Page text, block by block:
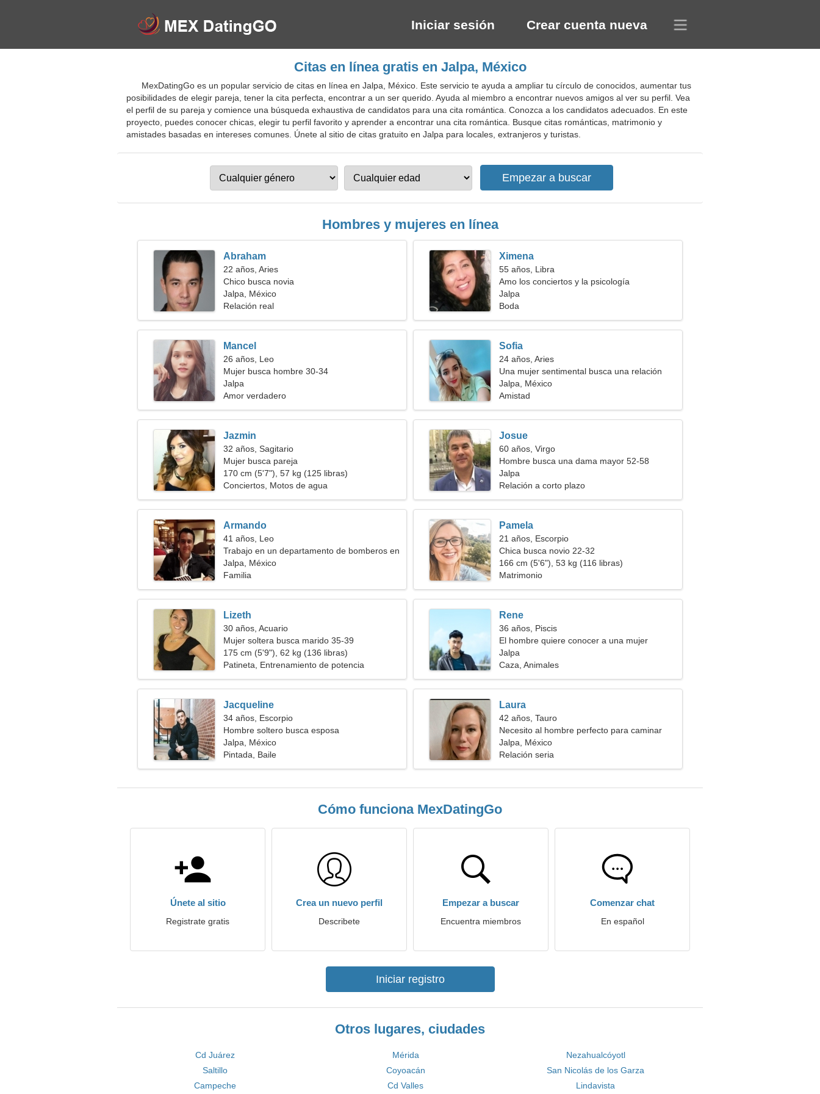
Iniciar sesión Crear cuenta nueva
Citas en línea gratis en Jalpa, México
MexDatingGo es un popular servicio de citas en línea en Jalpa, México. Este servicio te ayuda a ampliar tu círculo de conocidos, aumentar tus
posibilidades de elegir pareja, tener la cita perfecta, encontrar a un ser querido. Ayuda al miembro a encontrar nuevos amigos al ver su perfil. Vea
el perfil de su pareja y comience una búsqueda exhaustiva de candidatos para una cita romántica. Conozca a los candidatos adecuados. En este
proyecto, puedes conocer chicas, elegir tu perfil favorito y aprender a encontrar una cita romántica. Busque citas románticas, matrimonio y
amistades basadas en intereses comunes. Únete al sitio de citas gratuito en Jalpa para locales, extranjeros y turistas.
Hombres y mujeres en línea
Abraham
22 años, Aries
Chico busca novia
Jalpa, México
Relación real
Ximena
55 años, Libra
Amo los conciertos y la psicología
Jalpa
Boda
Mancel
26 años, Leo
Mujer busca hombre 30-34
Jalpa
Amor verdadero
Sofia
24 años, Aries
Una mujer sentimental busca una relación
amorosa
Jalpa, México
Amistad
Jazmin
32 años, Sagitario
Mujer busca pareja
170 cm (5'7"), 57 kg (125 libras)
Conciertos, Motos de agua
Josue
60 años, Virgo
Hombre busca una dama mayor 52-58
Jalpa
Relación a corto plazo
Armando
41 años, Leo
Trabajo en un departamento de bomberos en
busca de una mujer empática
Jalpa, México
Familia
Pamela
21 años, Escorpio
Chica busca novio 22-32
166 cm (5'6"), 53 kg (116 libras)
Matrimonio
Lizeth
30 años, Acuario
Mujer soltera busca marido 35-39
175 cm (5'9"), 62 kg (136 libras)
Patineta, Entrenamiento de potencia
Rene
36 años, Piscis
El hombre quiere conocer a una mujer
Jalpa
Caza, Animales
Jacqueline
34 años, Escorpio
Hombre soltero busca esposa
Jalpa, México
Pintada, Baile
Laura
42 años, Tauro
Necesito al hombre perfecto para caminar
juntos
Jalpa, México
Relación seria
Cómo funciona MexDatingGo
Únete al sitio
Registrate gratis
Crea un nuevo perfil
Describete
Empezar a buscar
Encuentra miembros
Comenzar chat
En español
Iniciar registro
Otros lugares, ciudades
Cd Juárez Mérida
Nezahualcóyotl
Saltillo
Coyoacán
San Nicolás de los Garza
Campeche
Cd Valles Lindavista